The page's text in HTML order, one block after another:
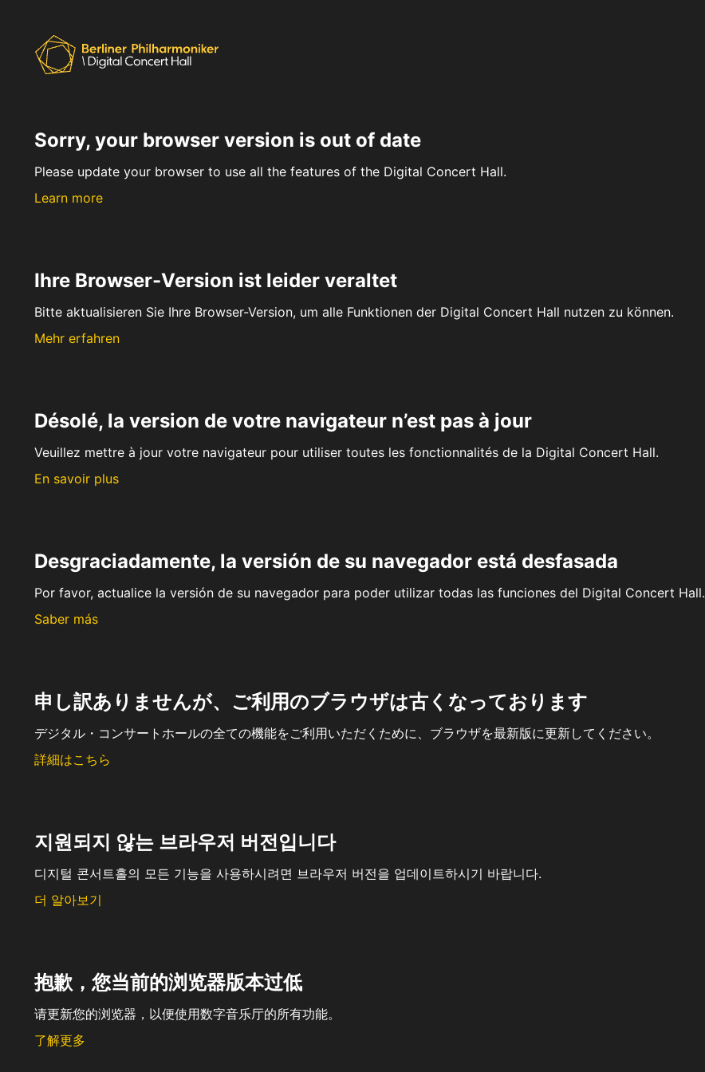
Sorry, your browser version is out of date
Please update your browser to use all the features of the Digital Concert Hall.
Learn more
Ihre Browser-Version ist leider veraltet
Bitte aktualisieren Sie Ihre Browser-Version, um alle Funktionen der Digital Concert Hall nutzen zu können.
Mehr erfahren
Désolé, la version de votre navigateur n’est pas à jour
Veuillez mettre à jour votre navigateur pour utiliser toutes les fonctionnalités de la Digital Concert Hall.
En savoir plus
Desgraciadamente, la versión de su navegador está desfasada
Por favor, actualice la versión de su navegador para poder utilizar todas las funciones del Digital Concert Hall.
Saber más
申し訳ありませんが、ご利用のブラウザは古くなっております
デジタル・コンサートホールの全ての機能をご利用いただくために、ブラウザを最新版に更新してください。
詳細はこちら
지원되지 않는 브라우저 버전입니다
디지털 콘서트홀의 모든 기능을 사용하시려면 브라우저 버전을 업데이트하시기 바랍니다.
더 알아보기
抱歉，您当前的浏览器版本过低
请更新您的浏览器，以便使用数字音乐厅的所有功能。
了解更多